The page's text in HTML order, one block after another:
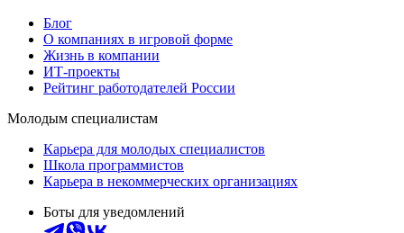
Блог
О компаниях в игровой форме
Жизнь в компании
ИТ-проекты
Рейтинг работодателей России
Молодым специалистам
Карьера для молодых специалистов
Школа программистов
Карьера в некоммерческих организациях
Боты для уведомлений